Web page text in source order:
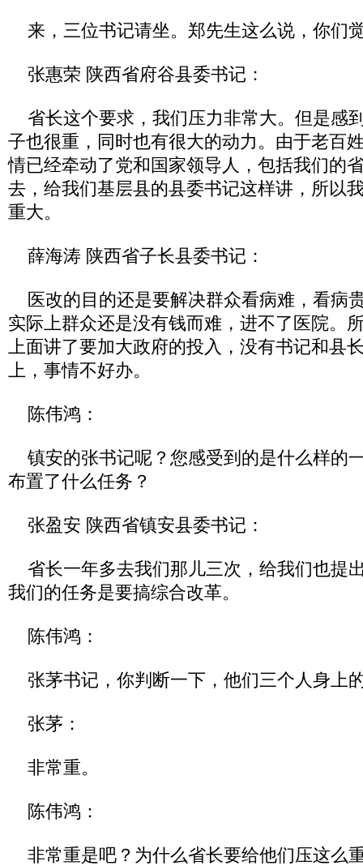
来，三位书记请坐。郑先生这么说，你们
张惠荣 陕西省府谷县委书记：
省长这个要求，我们压力非常大。但是感
子也很重，同时也有很大的动力。由于老百
情已经牵动了党和国家领导人，包括我们的
去，给我们基层县的县委书记这样讲，所以
重大。
薛海涛 陕西省子长县委书记：
医改的目的还是要解决群众看病难，看病
实际上群众还是没有钱而难，进不了医院。
上面讲了要加大政府的投入，没有书记和县
上，事情不好办。
陈伟鸿：
镇安的张书记呢？您感受到的是什么样的
布置了什么任务？
张盈安 陕西省镇安县委书记：
省长一年多去我们那儿三次，给我们也提
我们的任务是要搞综合改革。
陈伟鸿：
张茅书记，你判断一下，他们三个人身上
张茅：
非常重。
陈伟鸿：
非常重是吧？为什么省长要给他们压这么